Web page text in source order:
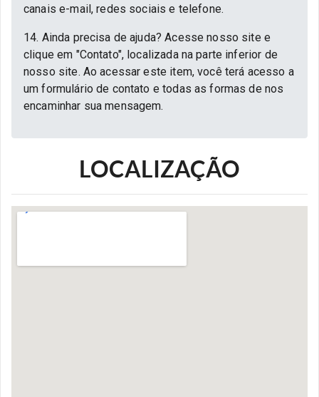
canais e-mail, redes sociais e telefone.
14. Ainda precisa de ajuda? Acesse nosso site e
clique em "Contato", localizada na parte inferior de
nosso site. Ao acessar este item, você terá acesso a
um formulário de contato e todas as formas de nos
encaminhar sua mensagem.
LOCALIZAÇÃO